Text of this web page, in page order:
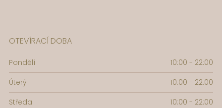
OTEVÍRACÍ DOBA
Pondělí
10:00 - 22:00
Úterý
10:00 - 22:00
Středa
10:00 - 22:00